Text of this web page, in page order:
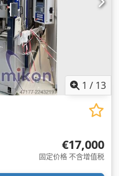
1 / 13
€17,000
固定价格 不含增值税